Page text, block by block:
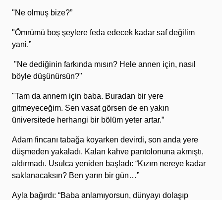
"Ne olmuş bize?”
"Ömrümü boş şeylere feda edecek kadar saf değilim
yani.”
"Ne dediğinin farkında mısın? Hele annen için, nasıl
böyle düşünürsün?"
"Tam da annem için baba. Buradan bir yere
gitmeyeceğim. Sen vasat görsen de en yakın
üniversitede herhangi bir bölüm yeter artar.”
Adam fincanı tabağa koyarken devirdi, son anda yere
düşmeden yakaladı. Kalan kahve pantolonuna akmıştı,
aldırmadı. Usulca yeniden başladı: “Kızım nereye kadar
saklanacaksın? Ben yarın bir gün…”
Ayla bağırdı: “Baba anlamıyorsun, dünyayı dolaşıp